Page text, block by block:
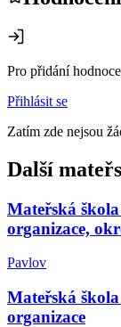
Pro přidání
Přihlásit se
Zatím zde nejsou
Další
Mateřská
organizace,
Pavlov
Mateřská
organizace